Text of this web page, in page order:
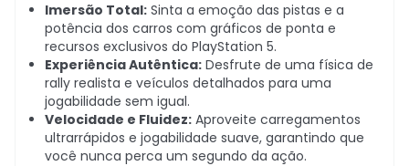
Imersão Total: Sinta a emoção das pistas e a
potência dos carros com gráficos de ponta e
recursos exclusivos do PlayStation 5.
Experiência Autêntica: Desfrute de uma física de
rally realista e veículos detalhados para uma
jogabilidade sem igual.
Velocidade e Fluidez: Aproveite carregamentos
ultrarrápidos e jogabilidade suave, garantindo que
você nunca perca um segundo da ação.